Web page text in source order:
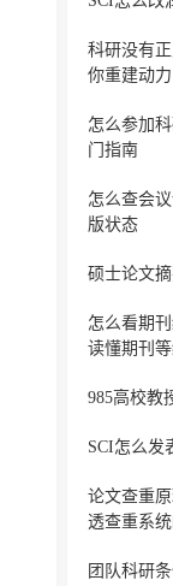
科研没有
你重建动力
怎么参加
门指南
怎么查会
版状态
硕士论文
怎么看期
读懂期刊
985高校教
SCI怎么发
论文查重
透查重系
团队科研